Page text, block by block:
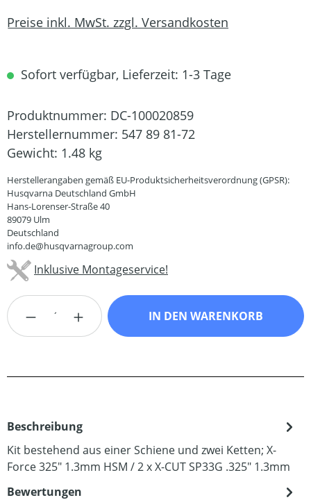
Preise inkl. MwSt. zzgl. Versandkosten
Sofort verfügbar, Lieferzeit: 1-3 Tage
Produktnummer: DC-100020859
Herstellernummer: 547 89 81-72
Gewicht: 1.48 kg
Herstellerangaben gemäß EU-Produktsicherheitsverordnung (GPSR):
Husqvarna Deutschland GmbH
Hans-Lorenser-Straße 40
89079 Ulm
Deutschland
info.de@husqvarnagroup.com
Inklusive Montageservice!
Produkt Anzahl: Gib den gewünschten
IN DEN WARENKORB
Beschreibung
Kit bestehend aus einer Schiene und zwei Ketten; X-
Force 325" 1.3mm HSM / 2 x X-CUT SP33G .325" 1.3mm
Bewertungen